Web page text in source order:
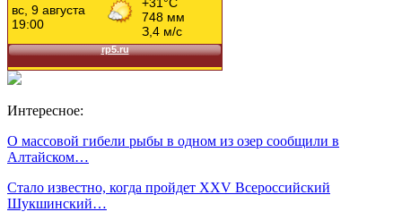
Интересное:
О массовой гибели рыбы в одном из озер сообщили в
Алтайском…
Стало известно, когда пройдет XXV Всероссийский
Шукшинский…